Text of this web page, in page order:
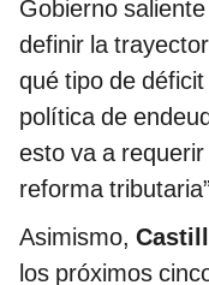
Gobierno
definir la
qué tipo de
política de
esto va a
reforma
Asimismo,
los próximos